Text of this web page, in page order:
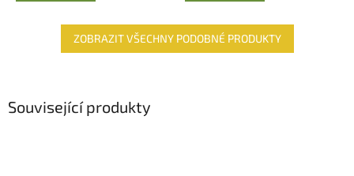
ZOBRAZIT VŠECHNY PODOBNÉ PRODUKTY
Související produkty